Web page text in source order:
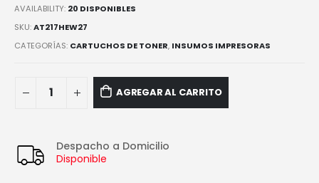
AVAILABILITY: 20 DISPONIBLES
SKU:AT217HEW27
CATEGORÍAS: CARTUCHOS DE TONER, INSUMOS IMPRESORAS
AGREGAR AL CARRITO
Despacho a Domicilio
Disponible